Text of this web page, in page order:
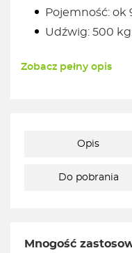
Pojemność: ok
Udźwig: 500
Zobacz pełny opis
Opis
Do pobrania
Mnogość